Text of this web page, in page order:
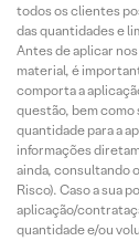
todos os clientes
das quantidades e
Antes de aplicar
material, é
comporta a
questão, bem como
quantidade para a
informações
ainda, consultando
Risco). Caso a sua
aplicação/
quantidade e/ou